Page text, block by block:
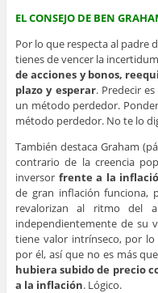
EL CONSEJO DE BEN
Por lo que respecta al padre
tienes de vencer la
de acciones y bonos,
plazo y esperar. Predecir
un método perdedor.
método perdedor. No te lo
También destaca Graham
contrario de la creencia
inversor frente a la
de gran inflación funciona,
revalorizan al ritmo del
independientemente de su
tiene valor intrínseco, por
por él, así que no es más
hubiera subido de precio
a la inflación. Lógico.